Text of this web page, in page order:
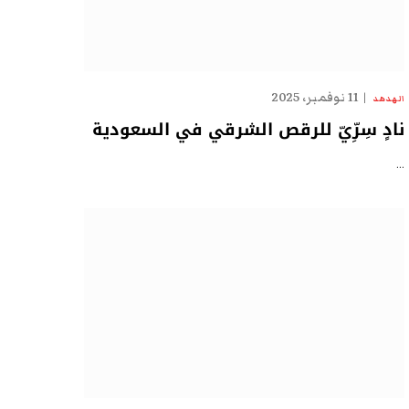
الهدهد 11 نوفمبر، 2025
نادٍ سِرِّيّ للرقص الشرقي في السعودية
…